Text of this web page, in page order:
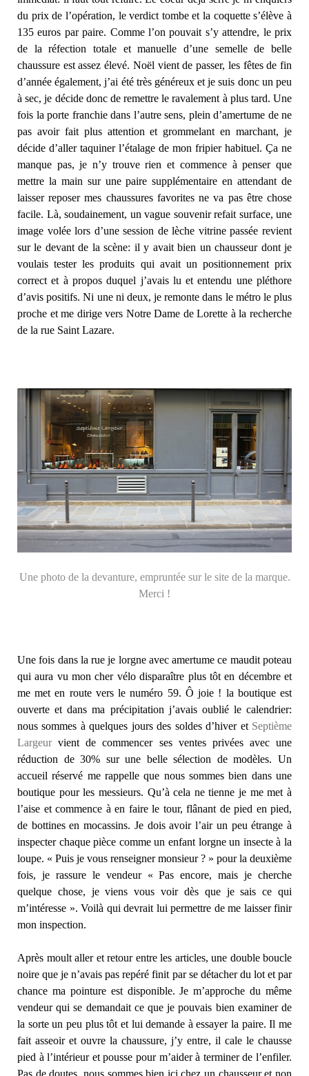
du prix de l’opération, le verdict tombe et la coquette s’élève à
135 euros par paire. Comme l’on pouvait s’y attendre, le prix
de la réfection totale et manuelle d’une semelle de belle
chaussure est assez élevé. Noël vient de passer, les fêtes de fin
d’année également, j’ai été très généreux et je suis donc un peu
à sec, je décide donc de remettre le ravalement à plus tard. Une
fois la porte franchie dans l’autre sens, plein d’amertume de ne
pas avoir fait plus attention et grommelant en marchant, je
décide d’aller taquiner l’étalage de mon fripier habituel. Ça ne
manque pas, je n’y trouve rien et commence à penser que
mettre la main sur une paire supplémentaire en attendant de
laisser reposer mes chaussures favorites ne va pas être chose
facile. Là, soudainement, un vague souvenir refait surface, une
image volée lors d’une session de lèche vitrine passée revient
sur le devant de la scène: il y avait bien un chausseur dont je
voulais tester les produits qui avait un positionnement prix
correct et à propos duquel j’avais lu et entendu une pléthore
d’avis positifs. Ni une ni deux, je remonte dans le métro le plus
proche et me dirige vers Notre Dame de Lorette à la recherche
de la rue Saint Lazare.
Une photo de la devanture, empruntée sur le site de la marque.
Merci !
Une fois dans la rue je lorgne avec amertume ce maudit poteau
qui aura vu mon cher vélo disparaître plus tôt en décembre et
me met en route vers le numéro 59. Ô joie ! la boutique est
ouverte et dans ma précipitation j’avais oublié le calendrier:
nous sommes à quelques jours des soldes d’hiver et Septième
Largeurvient de commencer ses ventes privées avec une
réduction de 30% sur une belle sélection de modèles. Un
accueil réservé me rappelle que nous sommes bien dans une
boutique pour les messieurs. Qu’à cela ne tienne je me met à
l’aise et commence à en faire le tour, flânant de pied en pied,
de bottines en mocassins. Je dois avoir l’air un peu étrange à
inspecter chaque pièce comme un enfant lorgne un insecte à la
loupe. « Puis je vous renseigner monsieur ? » pour la deuxième
fois, je rassure le vendeur « Pas encore, mais je cherche
quelque chose, je viens vous voir dès que je sais ce qui
m’intéresse ». Voilà qui devrait lui permettre de me laisser finir
mon inspection.
Après moult aller et retour entre les articles, une double boucle
noire que je n’avais pas repéré finit par se détacher du lot et par
chance ma pointure est disponible. Je m’approche du même
vendeur qui se demandait ce que je pouvais bien examiner de
la sorte un peu plus tôt et lui demande à essayer la paire. Il me
fait asseoir et ouvre la chaussure, j’y entre, il cale le chausse
pied à l’intérieur et pousse pour m’aider à terminer de l’enfiler.